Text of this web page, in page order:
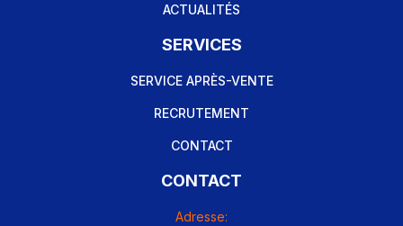
ACTUALITÉS
SERVICES
SERVICE APRÈS-VENTE
RECRUTEMENT
CONTACT
CONTACT
Adresse: